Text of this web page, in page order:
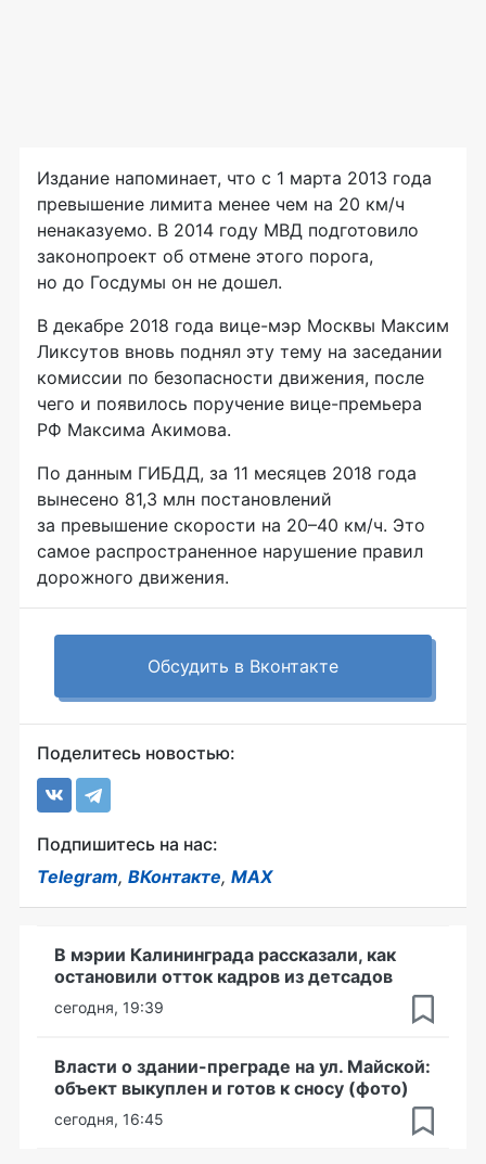
Издание напоминает, что с 1 марта 2013 года
превышение лимита менее чем на 20 км/ч
ненаказуемо. В 2014 году МВД подготовило
законопроект об отмене этого порога,
но до Госдумы он не дошел.
В декабре 2018 года вице-мэр Москвы Максим
Ликсутов вновь поднял эту тему на заседании
комиссии по безопасности движения, после
чего и появилось поручение вице-премьера
РФ Максима Акимова.
По данным ГИБДД, за 11 месяцев 2018 года
вынесено 81,3 млн постановлений
за превышение скорости на 20–40 км/ч. Это
самое распространенное нарушение правил
дорожного движения.
Обсудить в Вконтакте
Поделитесь новостью:
Подпишитесь на нас:
Telegram, ВКонтакте, MAX
В мэрии Калининграда рассказали, как
остановили отток кадров из детсадов
сегодня, 19:39
Власти о здании-преграде на ул. Майской:
объект выкуплен и готов к сносу (фото)
сегодня, 16:45